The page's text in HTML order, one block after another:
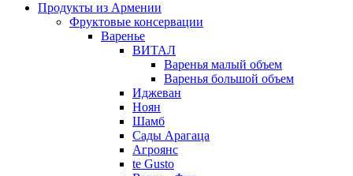
Продукты из Армении
Фруктовые консервации
Варенье
ВИТАЛ
Варенья малый объем
Варенья большой объем
Иджеван
Ноян
Шамб
Сады Арагаца
Агроянс
te Gusto